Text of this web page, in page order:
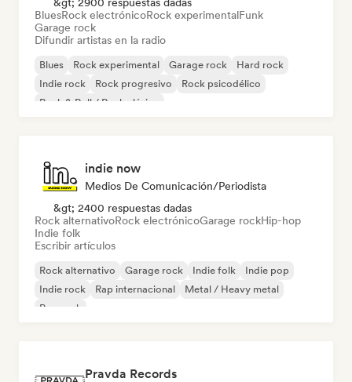
BluesRock electrónicoRock experimentalFunk
Garage rock
Difundir artistas en la radio
Blues Rock experimental Garage rock
Hard rock
Indie rock
Rock progresivo
Rock psicodélico
Rock & Roll / Rock clásico
indie now
Medios De Comunicación/Periodista
&gt; 2400 respuestas dadas
Rock alternativoRock electrónicoGarage rockHip-hop
Indie folk
Escribir artículos
Rock alternativo Garage rock Indie folk
Indie pop
Indie rock
Rap internacional
Metal / Heavy metal
Pop rock
Pravda Records